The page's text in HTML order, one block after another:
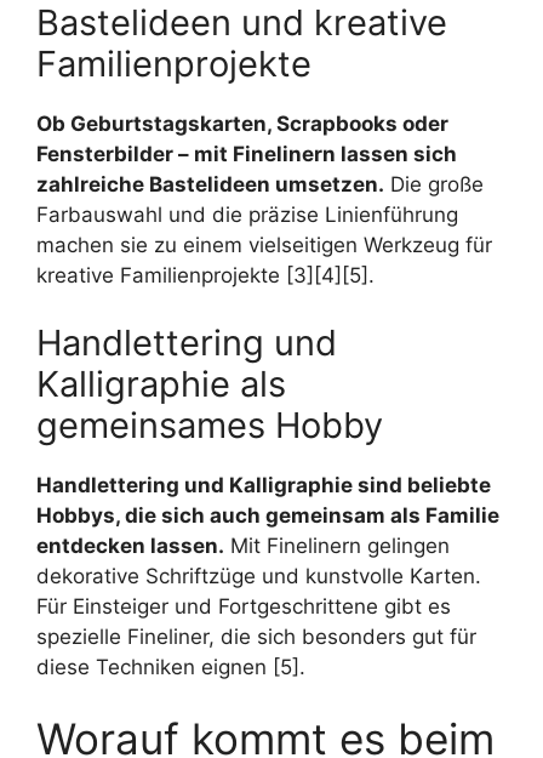
Bastelideen und kreative
Familienprojekte
Ob Geburtstagskarten, Scrapbooks oder
Fensterbilder – mit Finelinern lassen sich
zahlreiche Bastelideen umsetzen. Die große
Farbauswahl und die präzise Linienführung
machen sie zu einem vielseitigen Werkzeug für
kreative Familienprojekte [3][4][5].
Handlettering und
Kalligraphie als
gemeinsames Hobby
Handlettering und Kalligraphie sind beliebte
Hobbys, die sich auch gemeinsam als Familie
entdecken lassen. Mit Finelinern gelingen
dekorative Schriftzüge und kunstvolle Karten.
Für Einsteiger und Fortgeschrittene gibt es
spezielle Fineliner, die sich besonders gut für
diese Techniken eignen [5].
Worauf kommt es beim